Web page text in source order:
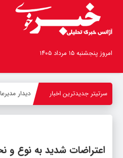
امروز پنجشنبه ۱۵ مرداد ۱۴۰۵
سرتیتر جدیدترین اخبار بازدید ا-
اعتراضات شدید به نوع